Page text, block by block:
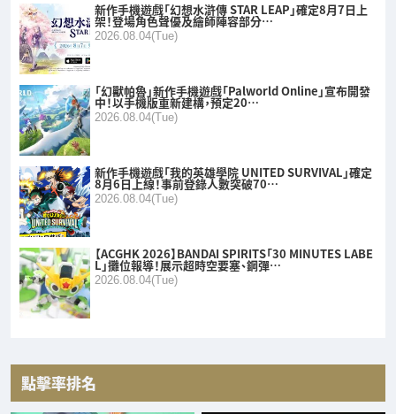
新作手機遊戲「幻想水滸傳 STAR LEAP」確定8月7日上
架！登場角色聲優及繪師陣容部分…
2026.08.04(Tue)
「幻獸帕魯」新作手機遊戲「Palworld Online」宣布開發
中！以手機版重新建構，預定20…
2026.08.04(Tue)
新作手機遊戲「我的英雄學院 UNITED SURVIVAL」確定
8月6日上線！事前登錄人數突破70…
2026.08.04(Tue)
【ACGHK 2026】BANDAI SPIRITS「30 MINUTES LABE
L」攤位報導！展示超時空要塞、鋼彈…
2026.08.04(Tue)
點擊率排名